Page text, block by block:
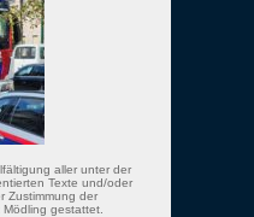
aller unter der
Texte und/oder
Zustimmung der
gestattet.